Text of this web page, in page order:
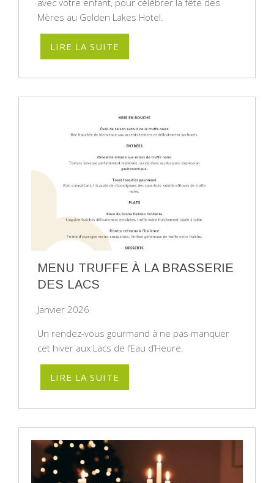
avec votre enfant, pour célébrer la fête des
Mères au Golden Lakes Hotel.
LIRE LA SUITE
MENU TRUFFE À LA BRASSERIE
DES LACS
Janvier 2026
Un rendez-vous gourmand à ne pas manquer
cet hiver aux Lacs de l’Eau d’Heure.
LIRE LA SUITE